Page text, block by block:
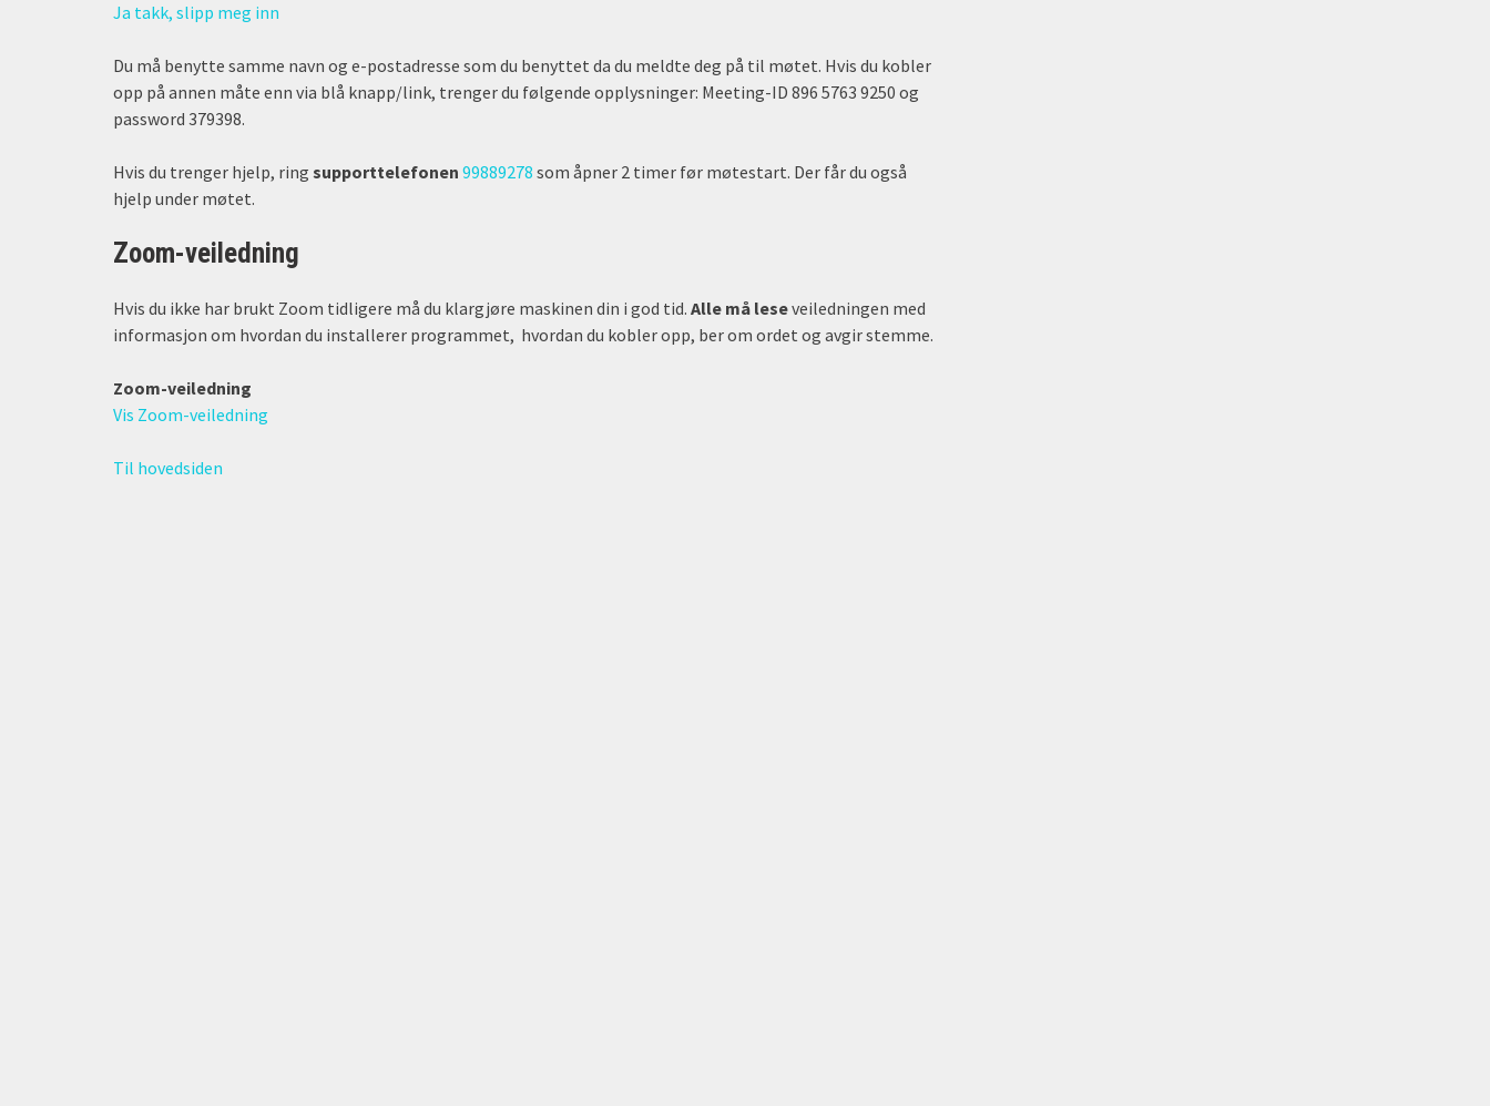
Ja takk, slipp meg inn
Du må benytte samme navn og e-postadresse som du benyttet da du meldte deg på til møtet. Hvis du kobler
opp på annen måte enn via blå knapp/link, trenger du følgende opplysninger: Meeting-ID 896 5763 9250 og
password 379398.
Hvis du trenger hjelp, ring supporttelefonen 99889278 som åpner 2 timer før møtestart. Der får du også
hjelp under møtet.
Zoom-veiledning
Hvis du ikke har brukt Zoom tidligere må du klargjøre maskinen din i god tid. Alle må leseveiledningen med
informasjon om hvordan du installerer programmet, hvordan du kobler opp, ber om ordet og avgir stemme.
Zoom-veiledning
Vis Zoom-veiledning
Til hovedsiden